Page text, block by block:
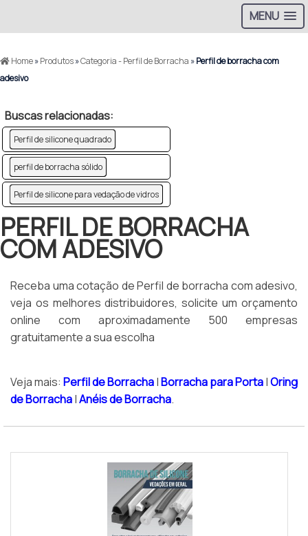
MENU
Home»Produtos»Categoria - Perfil de Borracha »Perfil de borracha com
adesivo
Buscas relacionadas:
Perfil de silicone quadrado
perfil de borracha sólido
Perfil de silicone para vedação de vidros
PERFIL DE BORRACHA
COM ADESIVO
Receba uma cotação de Perfil de borracha com adesivo,
veja os melhores distribuidores, solicite um orçamento
online com aproximadamente 500 empresas
gratuitamente a sua escolha
Veja mais: Perfil de Borracha|Borracha para Porta|Oring
de Borracha|Anéis de Borracha.